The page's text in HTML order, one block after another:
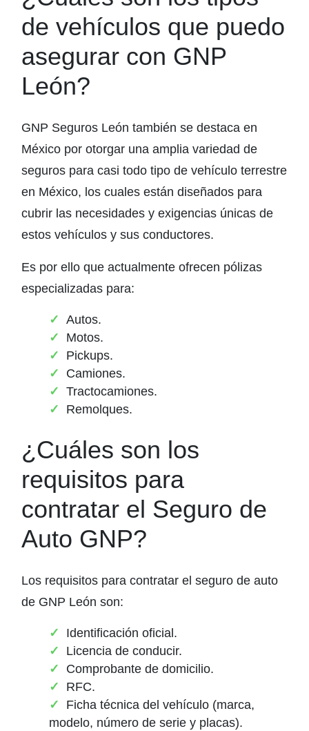
de vehículos que puedo
asegurar con GNP
León?
GNP Seguros León también se destaca en
México por otorgar una amplia variedad de
seguros para casi todo tipo de vehículo terrestre
en México, los cuales están diseñados para
cubrir las necesidades y exigencias únicas de
estos vehículos y sus conductores.
Es por ello que actualmente ofrecen pólizas
especializadas para:
Autos.
Motos.
Pickups.
Camiones.
Tractocamiones.
Remolques.
¿Cuáles son los
requisitos para
contratar el Seguro de
Auto GNP?
Los requisitos para contratar el seguro de auto
de GNP León son:
Identificación oficial.
Licencia de conducir.
Comprobante de domicilio.
RFC.
Ficha técnica del vehículo (marca,
modelo, número de serie y placas).